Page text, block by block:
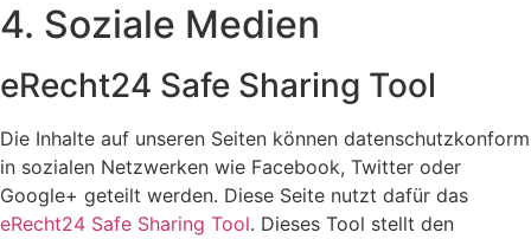
4. Soziale Medien
eRecht24 Safe Sharing Tool
Die Inhalte auf unseren Seiten können datenschutzkonform
in sozialen Netzwerken wie Facebook, Twitter oder
Google+ geteilt werden. Diese Seite nutzt dafür das
eRecht24 Safe Sharing Tool. Dieses Tool stellt den